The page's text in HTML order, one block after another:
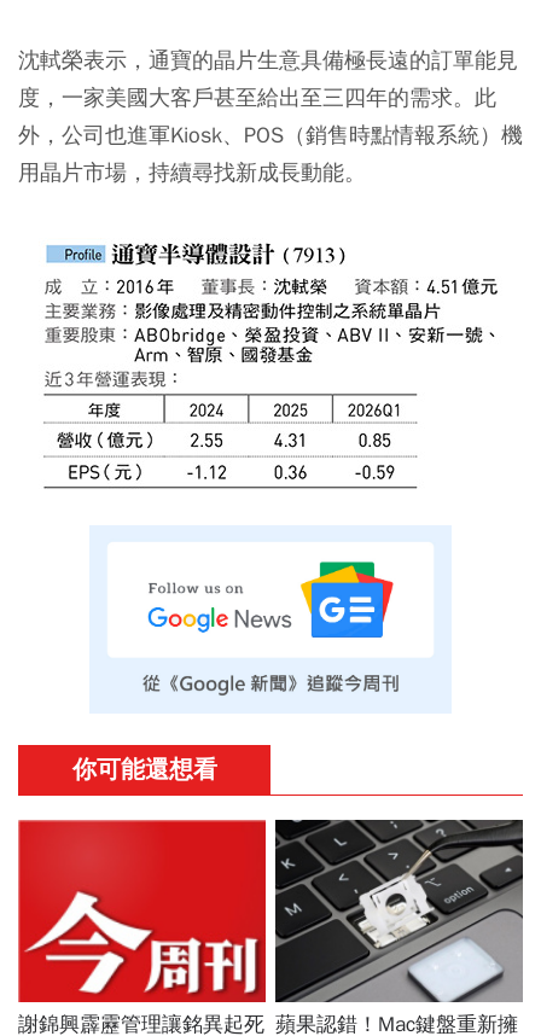
沈軾榮表示，通寶的晶片生意具備極長遠的訂單能見
度，一家美國大客戶甚至給出至三四年的需求。此
外，公司也進軍Kiosk、POS（銷售時點情報系統）機
用晶片市場，持續尋找新成長動能。